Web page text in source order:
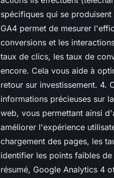
spécifiques qui se
GA4 permet de mesurer
conversions et les
taux de clics, les taux de
encore. Cela vous aide à
retour sur investissement. 4.
informations précieuses sur
web, vous permettant ainsi
améliorer l'expérience
chargement des pages, les
identifier les points faibles
résumé, Google Analytics 4